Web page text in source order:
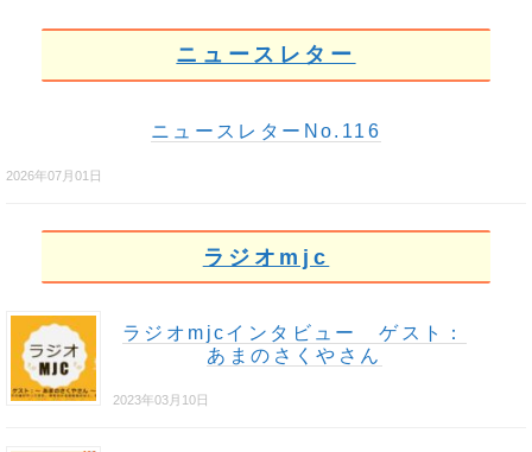
ニュースレター
ニュースレターNo.116
2026年07月01日
ラジオmjc
ラジオmjcインタビュー ゲスト：
あまのさくやさん
2023年03月10日